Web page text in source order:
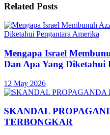
Related Posts
Mengapa Israel
Dan Apa Yang Diketahui
12 May 2026
SKANDAL
TERBONGKAR